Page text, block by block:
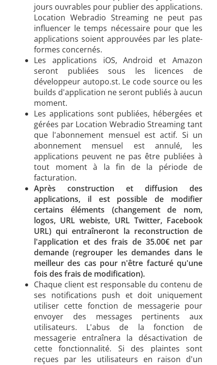
jours ouvrables pour publier des applications.
Location Webradio Streaming ne peut pas
influencer le temps nécessaire pour que les
applications soient approuvées par les plate-
formes concernés.
Les applications iOS, Android et Amazon
seront publiées sous les licences de
développeur autopo.st. Le code source ou les
builds d'application ne seront publiés à aucun
moment.
Les applications sont publiées, hébergées et
gérées par Location Webradio Streaming tant
que l'abonnement mensuel est actif. Si un
abonnement mensuel est annulé, les
applications peuvent ne pas être publiées à
tout moment à la fin de la période de
facturation.
Après construction et diffusion des
applications, il est possible de modifier
certains éléments (changement de nom,
logos, URL webiste, URL Twitter, Facebook
URL) qui entraîneront la reconstruction de
l'application et des frais de 35.00€ net par
demande (regrouper les demandes dans le
meilleur des cas pour n'être facturé qu'une
fois des frais de modification).
Chaque client est responsable du contenu de
ses notifications push et doit uniquement
utiliser cette fonction de messagerie pour
envoyer des messages pertinents aux
utilisateurs. L'abus de la fonction de
messagerie entraînera la désactivation de
cette fonctionnalité. Si des plaintes sont
reçues par les utilisateurs en raison d'un